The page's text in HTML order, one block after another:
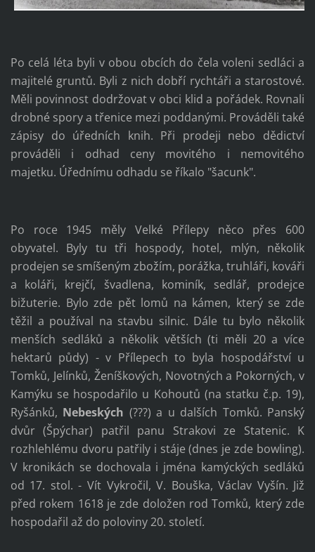
Po celá léta byli v obou obcích do čela voleni sedláci a
majitelé gruntů. Byli z nich dobří rychtáři a starostové.
Měli povinnost dodržovat v obci klid a pořádek. Rovnali
drobné spory a třenice mezi poddanými. Prováděli také
zápisy do úředních knih. Při prodeji nebo dědictví
prováděli i odhad ceny movitého i nemovitého
majetku. Úřednímu odhadu se říkalo "šacunk".
Po roce 1945 měly Velké Přílepy něco přes 600
obyvatel. Byly tu tři hospody, hotel, mlýn, několik
prodejen se smíšeným zbožím, porážka, truhláři, kováři
a koláři, krejčí, švadlena, kominík, sedlář, prodejce
bižuterie. Bylo zde pět lomů na kámen, který se zde
těžil a používal na stavbu silnic. Dále tu bylo několik
menších sedláků a několik větších (ti měli 20 a více
hektarů půdy) - v Přílepech to byla hospodářství u
Tomků, Jelínků, Ženíškových, Novotných a Pokorných, v
Kamýku se hospodařilo u Kohoutů (na statku č.p. 19),
Ryšánků, Nebeských (???) a u dalších Tomků. Panský
dvůr (Špýchar) patřil panu Strakovi ze Statenic. K
rozhlehlému dvoru patřily i stáje (dnes je zde bowling).
V kronikách se dochovala i jména kamýckých sedláků
od 17. stol. - Vít Vykročil, V. Bouška, Václav Vyšín. Již
před rokem 1618 je zde doložen rod Tomků, který zde
hospodařil až do poloviny 20. století.